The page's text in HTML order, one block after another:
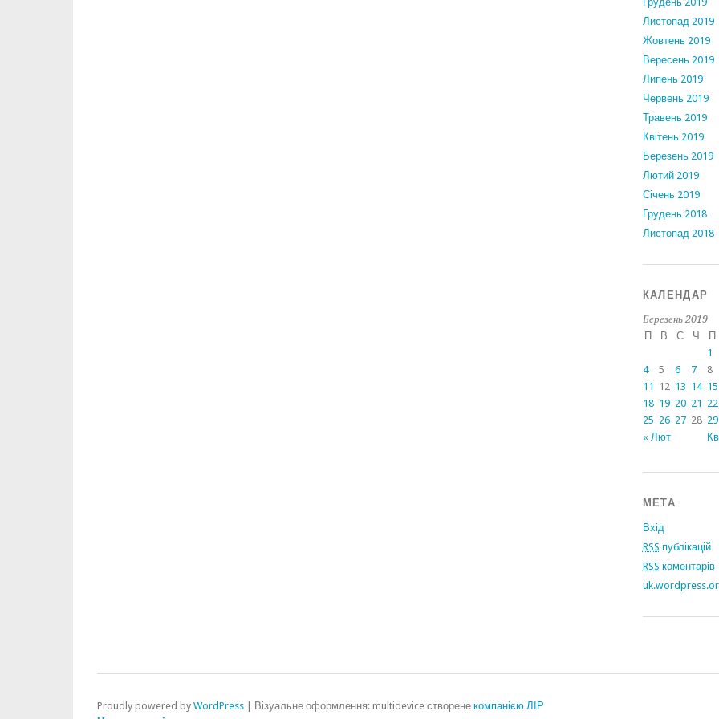
Листопад 2019
Жовтень 2019
Вересень 2019
Липень 2019
Червень 2019
Травень 2019
Квітень 2019
Березень 2019
Лютий 2019
Січень 2019
Грудень 2018
Листопад 2018
КАЛЕНДАР
Березень 2019
П
В С Ч П
« Лют
1
4
5 6 7 8
11
12 13 14 15
18 19 20 21 22
25 26 27 28 29
МЕТА
Вхід
RSS публікацій
RSS коментарів
Proudly powered by WordPress Візуальне оформлення: multidevice створене компанією ЛІР